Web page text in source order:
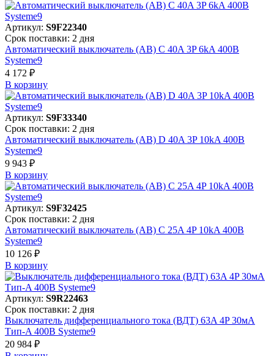
Артикул: S9F22340
Срок поставки: 2 дня
Автоматический выключатель (АВ) C 40A 3P 6kA 400В
Systeme9
4 172 ₽
В корзинy
Артикул: S9F33340
Срок поставки: 2 дня
Автоматический выключатель (АВ) D 40A 3P 10kA 400В
Systeme9
9 943 ₽
В корзинy
Артикул: S9F32425
Срок поставки: 2 дня
Автоматический выключатель (АВ) C 25A 4P 10kA 400В
Systeme9
10 126 ₽
В корзинy
Артикул: S9R22463
Срок поставки: 2 дня
Выключатель дифференциального тока (ВДТ) 63A 4P 30мА
Тип-A 400В Systeme9
20 984 ₽